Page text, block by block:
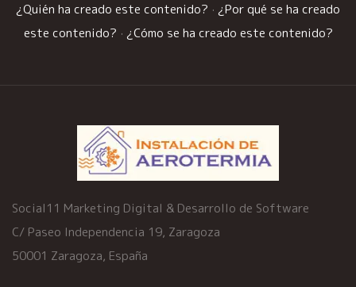
¿Quién ha creado este contenido? · ¿Por qué se ha creado
este contenido? · ¿Cómo se ha creado este contenido?
Social11 Marketing Digital & Desarrollo de Software
C/ Paseo Independencia 19, Zaragoza
50001 Zaragoza, España